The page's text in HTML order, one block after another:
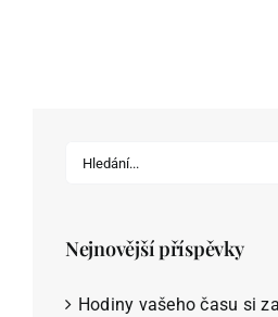
Hledat:
Nejnovější příspěvky
Hodiny vašeho času si